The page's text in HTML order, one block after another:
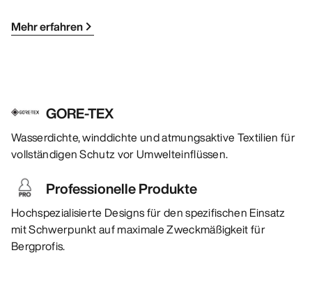
Mehr erfahren
GORE-TEX
Wasserdichte, winddichte und atmungsaktive Textilien für
vollständigen Schutz vor Umwelteinflüssen.
Professionelle Produkte
Hochspezialisierte Designs für den spezifischen Einsatz
mit Schwerpunkt auf maximale Zweckmäßigkeit für
Bergprofis.